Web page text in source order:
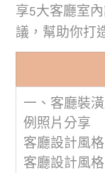
享5大客廳室
議，幫助你打
一、客廳裝
例照片分享
客廳設計風
客廳設計風